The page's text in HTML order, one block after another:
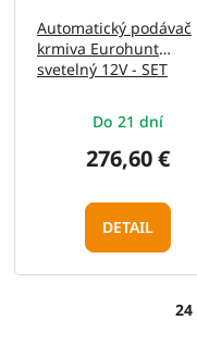
Automatický podávač
krmiva Eurohunt
svetelný 12V - SET
Do 21 dní
276,60 €
DETAIL
24